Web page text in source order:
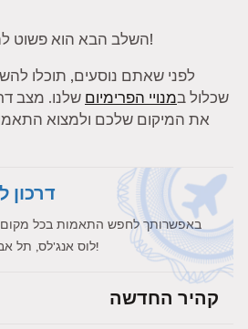
השלב הבא הוא פשוט!
לפני שאתם נוסעים, תוכלו
שכלול במנויי הפרימיום שלנו. מצב
את המיקום שלכם ולמצוא
דרכון
באפשרותך לחפש התאמות בכל מקום
לוס אנג'לס, תל אביב. צאו לדרך!
קהיר החדשה